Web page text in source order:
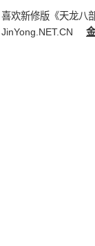
喜欢新修版《天龙八
JinYong.NET.CN